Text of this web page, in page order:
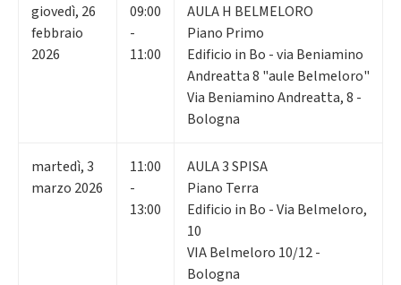
giovedì, 26
febbraio
2026
09:00
-
11:00
AULA H BELMELORO
Piano Primo
Edificio in Bo - via Beniamino
Andreatta 8 "aule Belmeloro"
Via Beniamino Andreatta, 8 -
Bologna
martedì,3
marzo 2026
11:00
-
13:00
AULA 3 SPISA
Piano Terra
Edificio in Bo - Via Belmeloro,
10
VIA Belmeloro 10/12 -
Bologna